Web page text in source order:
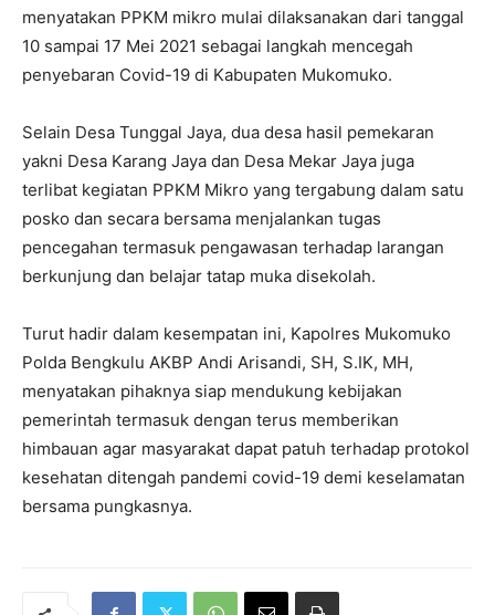
menyatakan PPKM mikro mulai dilaksanakan dari tanggal
10 sampai 17 Mei 2021 sebagai langkah mencegah
penyebaran Covid-19 di Kabupaten Mukomuko.
Selain Desa Tunggal Jaya, dua desa hasil pemekaran
yakni Desa Karang Jaya dan Desa Mekar Jaya juga
terlibat kegiatan PPKM Mikro yang tergabung dalam satu
posko dan secara bersama menjalankan tugas
pencegahan termasuk pengawasan terhadap larangan
berkunjung dan belajar tatap muka disekolah.
Turut hadir dalam kesempatan ini, Kapolres Mukomuko
Polda Bengkulu AKBP Andi Arisandi, SH, S.IK, MH,
menyatakan pihaknya siap mendukung kebijakan
pemerintah termasuk dengan terus memberikan
himbauan agar masyarakat dapat patuh terhadap protokol
kesehatan ditengah pandemi covid-19 demi keselamatan
bersama pungkasnya.